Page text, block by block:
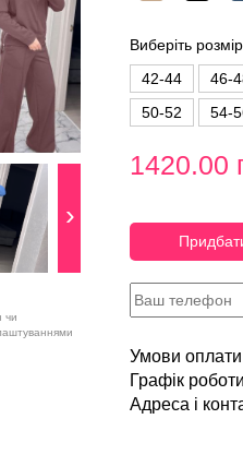
чи
Виберіть розмір
42-44
46-
50-52
54-
1420.00
Умови оплати
Графік роботи
Адреса і